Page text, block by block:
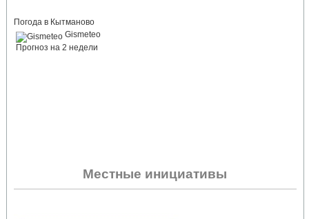
Погода в Кытманово
Gismeteo
Прогноз на 2 недели
Местные инициативы